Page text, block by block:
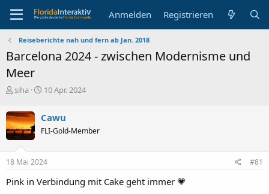
Anmelden Registrieren
Reiseberichte nah und fern ab Jan. 2018
Barcelona 2024 - zwischen Modernisme und
Meer
E
s
t
e
l
l
e
siha
E
t
e
l
t
m
10 Apr. 2024
Cawu
FLI-Gold-Member
18 Mai 2024 #81
Pink in Verbindung mit Cake geht immer 💗